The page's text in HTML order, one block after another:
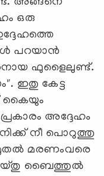
ഒരു
പറയാൻ
ഫുളൈലുണ്ട്.
ഇതു കേട്ട
കൈയും
അദ്ദേഹം
നീ പൊറുത്തു
മരണംവരെ
ബൈത്തുൽ